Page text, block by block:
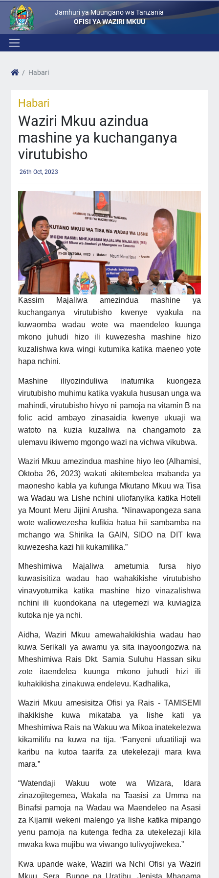
Jamhuri ya Muungano wa Tanzania
OFISI YA WAZIRI MKUU
Habari
Habari
Waziri Mkuu azindua
mashine ya kuchanganya
virutubisho
26th Oct, 2023
Kassim Majaliwa amezindua mashine ya
kuchanganya virutubisho kwenye vyakula na
kuwaomba wadau wote wa maendeleo kuunga
mkono juhudi hizo ili kuwezesha mashine hizo
kuzalishwa kwa wingi kutumika katika maeneo yote
hapa nchini.
Mashine iliyozinduliwa inatumika kuongeza
virutubisho muhimu katika vyakula hususan unga wa
mahindi, virutubisho hivyo ni pamoja na vitamin B na
folic acid ambayo zinasaidia kwenye ukuaji wa
watoto na kuzia kuzaliwa na changamoto za
ulemavu ikiwemo mgongo wazi na vichwa vikubwa.
Waziri Mkuu amezindua mashine hiyo leo (Alhamisi,
Oktoba 26, 2023) wakati akitembelea mabanda ya
maonesho kabla ya kufunga Mkutano Mkuu wa Tisa
wa Wadau wa Lishe nchini uliofanyika katika Hoteli
ya Mount Meru Jijini Arusha. “Ninawapongeza sana
wote waliowezesha kufikia hatua hii sambamba na
mchango wa Shirika la GAIN, SIDO na DIT kwa
kuwezesha kazi hii kukamilika.”
Mheshimiwa Majaliwa ametumia fursa hiyo
kuwasisitiza wadau hao wahakikishe virutubisho
vinavyotumika katika mashine hizo vinazalishwa
nchini ili kuondokana na utegemezi wa kuviagiza
kutoka nje ya nchi.
Aidha, Waziri Mkuu amewahakikishia wadau hao
kuwa Serikali ya awamu ya sita inayoongozwa na
Mheshimiwa Rais Dkt. Samia Suluhu Hassan siku
zote itaendelea kuunga mkono juhudi hizi ili
kuhakikisha zinakuwa endelevu. Kadhalika,
Waziri Mkuu amesisitza Ofisi ya Rais - TAMISEMI
ihakikishe kuwa mikataba ya lishe kati ya
Mheshimiwa Rais na Wakuu wa Mikoa inatekelezwa
kikamilifu na kuwa na tija. “Fanyeni ufuatiliaji wa
karibu na kutoa taarifa za utekelezaji mara kwa
mara.”
“Watendaji Wakuu wote wa Wizara, Idara
zinazojitegemea, Wakala na Taasisi za Umma na
Binafsi pamoja na Wadau wa Maendeleo na Asasi
za Kijamii wekeni malengo ya lishe katika mipango
yenu pamoja na kutenga fedha za utekelezaji kila
mwaka kwa mujibu wa viwango tulivyojiwekea.”
Kwa upande wake, Waziri wa Nchi Ofisi ya Waziri
Mkuu, Sera, Bunge na Uratibu, Jenista Mhagama